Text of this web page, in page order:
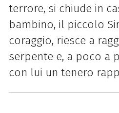
terrore, si chiude in
bambino, il piccolo
coraggio, riesce a
serpente e, a poco a
con lui un tenero